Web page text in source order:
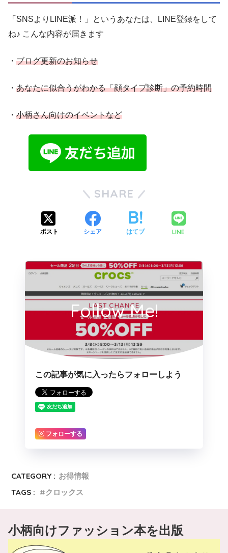
「SNSよりLINE派！」というあなたは、LINE登録をして
ね♪ こんな内容が届きます
・ ブログ更新のお知らせ
・ あなたに似合うがわかる「顔タイプ診断」の予約時間
・ 小柄さん向けのイベントなど
SHARE
ポスト シェア はてブ LINE
Follow Me!
この記事が気に入ったらフォローしよう
フォローする
CATEGORY : お得情報
TAGS :
クロックス
小柄向けファッション本を出版